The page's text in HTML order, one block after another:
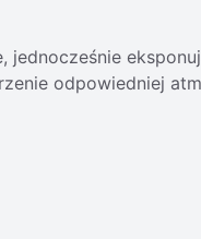
jednocześnie
odpowiedniej